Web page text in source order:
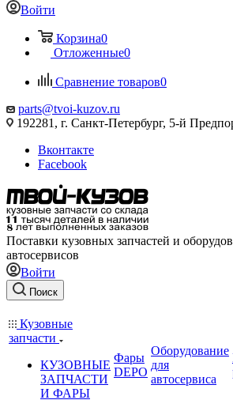
Войти
Корзина0
Отложенные0
Сравнение товаров0
parts@tvoi-kuzov.ru
192281, г. Санкт-Петербург, 5-й
Вконтакте
Facebook
Поставки кузовных запчастей и
автосервисов
Войти
Поиск
Кузовные
запчасти
КУЗОВНЫЕ
ЗАПЧАСТИ
И ФАРЫ
Фары
DEPO
Оборудование
для
автосервиса